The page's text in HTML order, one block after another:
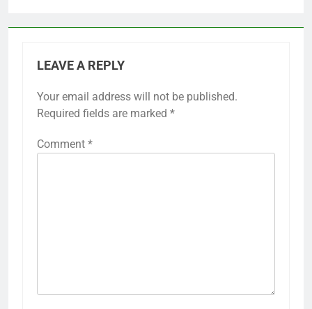
LEAVE A REPLY
Your email address will not be published.
Required fields are marked *
Comment *